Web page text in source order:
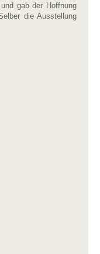
gab der Hoffnung
die Ausstellung